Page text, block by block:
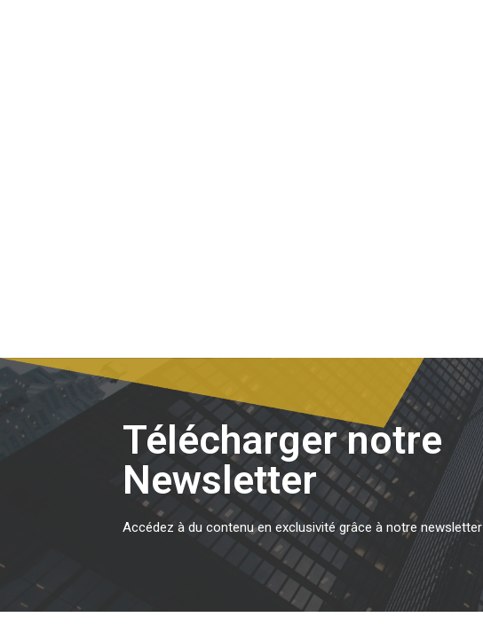
Télécharger notre
Newsletter
Accédez à du contenu en exclusivité grâce à notre newsletter